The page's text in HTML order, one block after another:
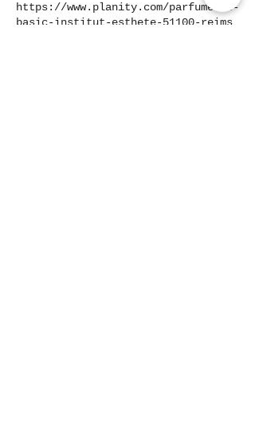
https://www.planity.com/parfumerie-
basic-institut-esthete-51100-reims